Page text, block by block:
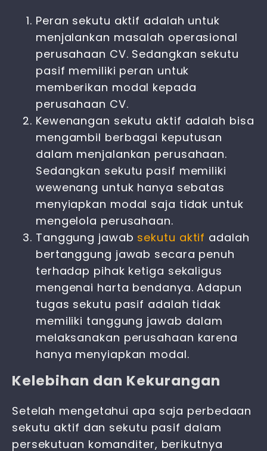
Peran sekutu aktif adalah untuk
menjalankan masalah operasional
perusahaan CV. Sedangkan sekutu
pasif memiliki peran untuk
memberikan modal kepada
perusahaan CV.
Kewenangan sekutu aktif adalah bisa
mengambil berbagai keputusan
dalam menjalankan perusahaan.
Sedangkan sekutu pasif memiliki
wewenang untuk hanya sebatas
menyiapkan modal saja tidak untuk
mengelola perusahaan.
Tanggung jawab sekutu aktif adalah
bertanggung jawab secara penuh
terhadap pihak ketiga sekaligus
mengenai harta bendanya. Adapun
tugas sekutu pasif adalah tidak
memiliki tanggung jawab dalam
melaksanakan perusahaan karena
hanya menyiapkan modal.
Kelebihan dan Kekurangan
Setelah mengetahui apa saja perbedaan
sekutu aktif dan sekutu pasif dalam
persekutuan komanditer, berikutnya